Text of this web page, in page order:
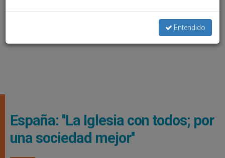
España: ''La Iglesia con todos; por
una sociedad mejor''
Entendido